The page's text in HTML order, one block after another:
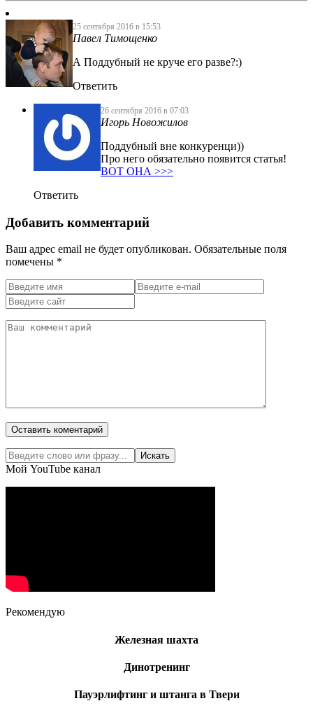
25 сентября 2016 в 15:53
Павел Тимощенко
А Поддубный не круче его разве?:)
Ответить
26 сентября 2016 в 07:03
Игорь Новожилов
Поддубный вне конкуренци))
Про него обязательно появится статья!
ВОТ ОНА >>>
Ответить
Добавить комментарий
Ваш адрес email не будет опубликован. Обязательные поля
помечены *
Мой YouTube канал
Рекомендую
Железная шахта
Динотренинг
Пауэрлифтинг и штанга в Твери